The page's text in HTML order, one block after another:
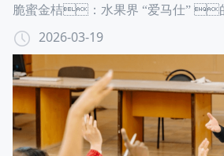
8点！
脆蜜金桔：水果界 “爱马仕” 
全解析一、开篇：戳中行业
一颗金桔能卖到 5 元甚至更高，
元，脆蜜金桔早已超越普通水果
认的水果界 “爱马仕”。但在
下，无数种植户和从业者都在追
还能持续多久？盲目跟风会不会重蹈
2026-03-19